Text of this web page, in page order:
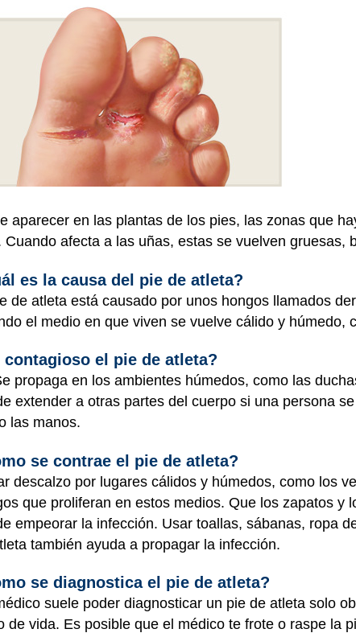
aparecer en las plantas de los pies, las zonas que
Cuando afecta a las uñas, estas se vuelven gruesas,
es la causa del pie de atleta?
de atleta está causado por unos hongos llamados
el medio en que viven se vuelve cálido y
contagioso el pie de atleta?
propaga en los ambientes húmedos, como las
extender a otras partes del cuerpo si una persona
las manos.
se contrae el pie de atleta?
descalzo por lugares cálidos y húmedos, como los
que proliferan en estos medios. Que los zapatos
empeorar la infección. Usar toallas, sábanas, ropa
también ayuda a propagar la infección.
se diagnostica el pie de atleta?
suele poder diagnosticar un pie de atleta solo
de vida. Es posible que el médico te frote o raspe la